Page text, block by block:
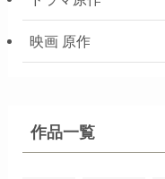
少年漫画ネタバレ
ドラマ原作